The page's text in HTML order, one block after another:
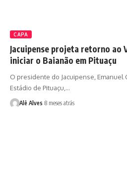
CAPA
Jacuipense projeta retorno ao
iniciar o Baianão em Pituaçu
O presidente do Jacuipense, Emanuel
Estádio de Pituaçu,…
Alê Alves 8 meses atrás